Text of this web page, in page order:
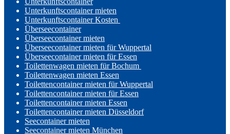
Unterkunftscontainer mieten
Unterkunftscontainer Kosten
Überseecontainer
Überseecontainer mieten
Überseecontainer mieten für Wuppertal
Überseecontainer mieten für Essen
Toilettenwagen mieten für Bochum
Toilettenwagen mieten Essen
Toilettencontainer mieten für Wuppertal
Toilettencontainer mieten für Essen
Toilettencontainer mieten Essen
Toilettencontainer mieten Düsseldorf
Seecontainer mieten
Seecontainer mieten München